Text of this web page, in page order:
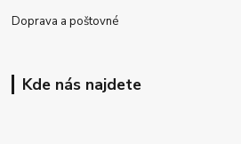
Doprava a poštovné
Kde nás najdete